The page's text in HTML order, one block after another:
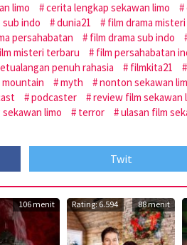
limo cerita lengkap sekawan limo
indo dunia21 film drama misteri
persahabatan film drama sub indo
misteri terbaru film persahabatan
penuh rahasia filmkita21
mountain myth nonton sekawan
podcaster review film sekawan
limo terror
ulasan film
Twit
106 menit Rating: 6.594 88 menit